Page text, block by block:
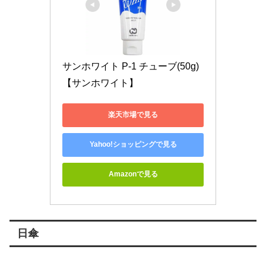
サンホワイト P-1 チューブ(50g)
【サンホワイト】
楽天市場で見る
Yahoo!ショッピングで見る
Amazonで見る
日傘